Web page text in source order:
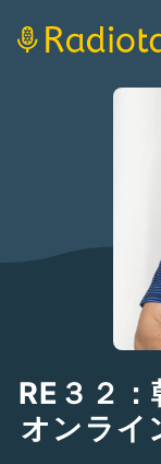
RE３２
オンライ